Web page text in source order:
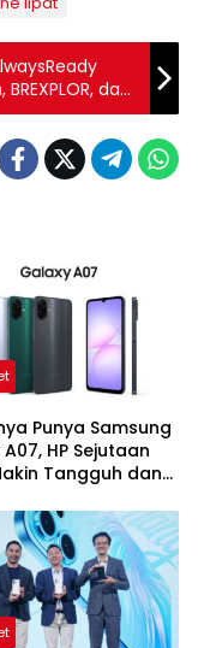
dan
Punya Samsung
HP Sejutaan
Tangguh dan